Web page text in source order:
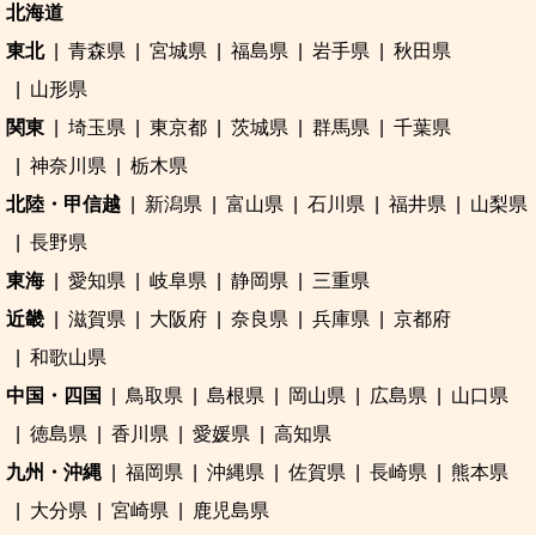
北海道
東北
青森県 宮城県 福島県 岩手県
秋田県
山形県
関東
埼玉県 東京都 茨城県 群馬県
千葉県
神奈川県
栃木県
北陸・甲信越
新潟県 富山県 石川県 福井県
山梨県
長野県
東海
愛知県 岐阜県 静岡県
三重県
近畿
滋賀県 大阪府 奈良県 兵庫県
京都府
和歌山県
中国・四国
鳥取県 島根県 岡山県 広島県
山口県
徳島県
香川県 愛媛県
高知県
九州・沖縄
福岡県 沖縄県 佐賀県 長崎県
熊本県
大分県
宮崎県 鹿児島県